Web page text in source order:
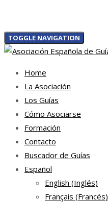
TOGGLE NAVIGATION
Home
La Asociación
Los Guías
Cómo Asociarse
Formación
Contacto
Buscador de Guías
Español
English (Inglés)
Français (Francés)